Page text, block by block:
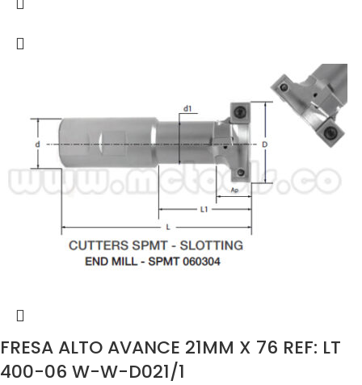
FRESA ALTO AVANCE 21MM X 76 REF: LT
400-06 W-W-D021/1